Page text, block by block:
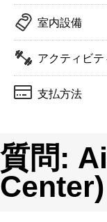
室内設備
アクティビテ
支払方法
質問:
Center)